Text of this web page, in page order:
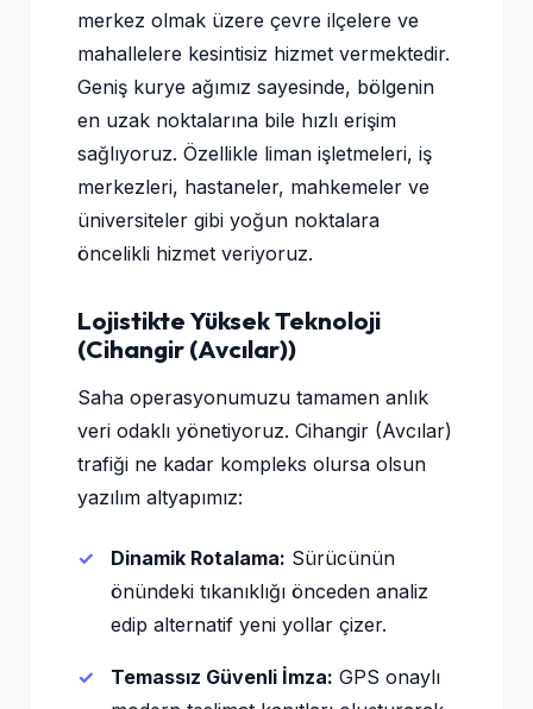
merkez olmak üzere çevre ilçelere ve
mahallelere kesintisiz hizmet vermektedir.
Geniş kurye ağımız sayesinde, bölgenin
en uzak noktalarına bile hızlı erişim
sağlıyoruz. Özellikle liman işletmeleri, iş
merkezleri, hastaneler, mahkemeler ve
üniversiteler gibi yoğun noktalara
öncelikli hizmet veriyoruz.
Lojistikte Yüksek Teknoloji
(Cihangir (Avcılar))
Saha operasyonumuzu tamamen anlık
veri odaklı yönetiyoruz. Cihangir (Avcılar)
trafiği ne kadar kompleks olursa olsun
yazılım altyapımız:
Dinamik Rotalama: Sürücünün
önündeki tıkanıklığı önceden analiz
edip alternatif yeni yollar çizer.
Temassız Güvenli İmza: GPS onaylı